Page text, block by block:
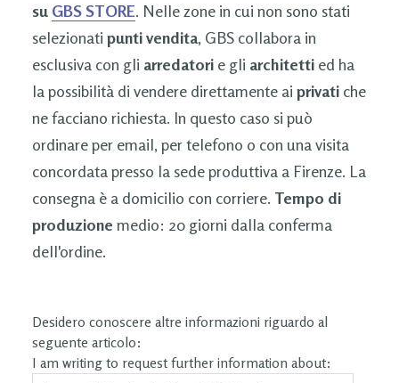
su GBS STORE. Nelle zone in cui non sono stati
selezionati punti vendita, GBS collabora in
esclusiva con gli arredatorie gli architettied ha
la possibilità di vendere direttamente ai privatiche
ne facciano richiesta. In questo caso si può
ordinare per email, per telefono o con una visita
concordata presso la sede produttiva a Firenze. La
consegna è a domicilio con corriere. Tempo di
produzione medio: 20 giorni dalla conferma
dell'ordine.
Desidero conoscere altre informazioni riguardo al
seguente articolo:
I am writing to request further information about: